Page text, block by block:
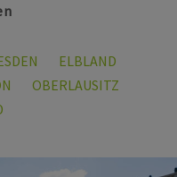
ELBLAND
OBERLAUSITZ